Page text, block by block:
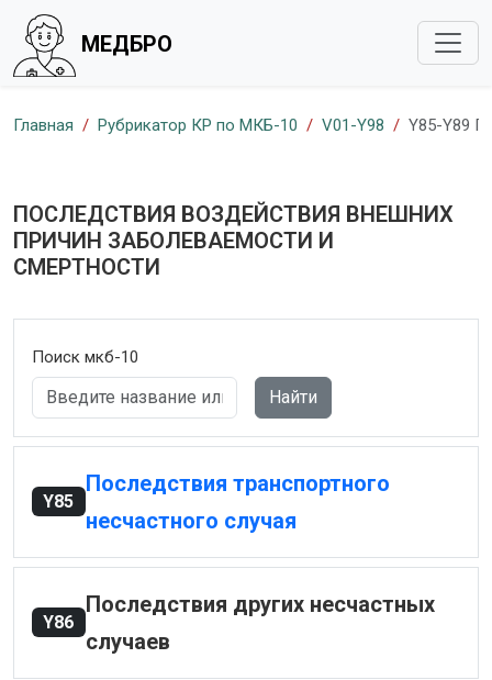
МЕДБРО
Главная Рубрикатор КР по МКБ-10 V01-Y98 Y85-Y89
ПОСЛЕДСТВИЯ ВОЗДЕЙСТВИЯ ВНЕШНИХ
ПРИЧИН ЗАБОЛЕВАЕМОСТИ И
СМЕРТНОСТИ
Поиск мкб-10
Найти
Y85
Последствия транспортного
несчастного случая
Y86
Последствия других несчастных
случаев